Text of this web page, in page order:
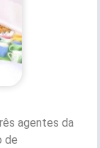
agentes da
de